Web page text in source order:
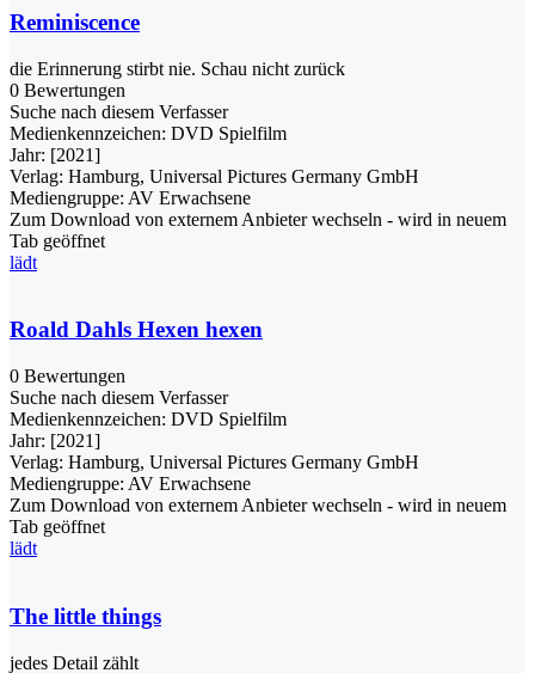
Reminiscence
die Erinnerung stirbt nie. Schau nicht zurück
0 Bewertungen
Suche nach diesem Verfasser
Medienkennzeichen: DVD Spielfilm
Jahr: [2021]
Verlag: Hamburg, Universal Pictures Germany GmbH
Mediengruppe: AV Erwachsene
Zum Download von externem Anbieter wechseln - wird in neuem
Tab geöffnet
lädt
Roald Dahls Hexen hexen
0 Bewertungen
Suche nach diesem Verfasser
Medienkennzeichen: DVD Spielfilm
Jahr: [2021]
Verlag: Hamburg, Universal Pictures Germany GmbH
Mediengruppe: AV Erwachsene
Zum Download von externem Anbieter wechseln - wird in neuem
Tab geöffnet
lädt
The little things
jedes Detail zählt